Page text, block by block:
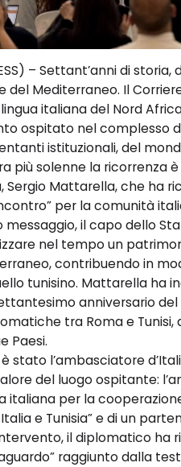
– Settant’anni di
del Mediterraneo. Il
italiana del Nord
ospitato nel complesso
istituzionali, del
più solenne la ricorrenza
Mattarella, che ha
per la comunità
messaggio, il capo dello
nel tempo un
contribuendo in
tunisino. Mattarella ha
anniversario
tra Roma e
Paesi.
stato l’ambasciatore
del luogo ospitante:
italiana per la
e Tunisia” e di un
il diplomatico ha
raggiunto dalla